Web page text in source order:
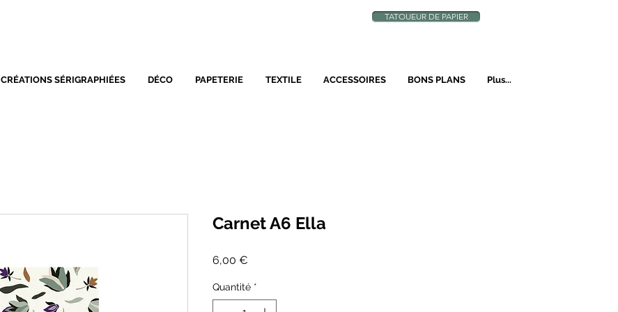
TATOUEUR DE PAPIER
CRÉATIONS SÉRIGRAPHIÉES DÉCO PAPETERIE TEXTILE ACCESSOIRES BONS PLANS Plus...
Carnet A6 Ella
6,00 €
Quantité *